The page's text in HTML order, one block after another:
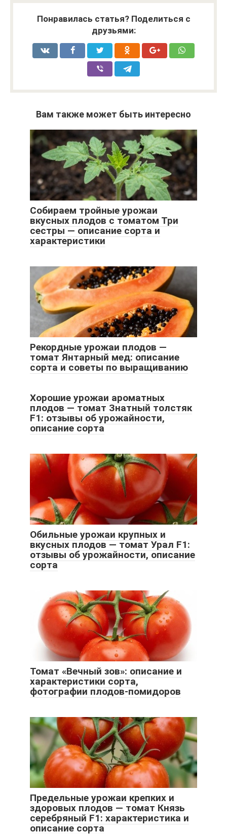
Понравилась статья? Поделиться с
друзьями:
Вам также может быть интересно
Собираем тройные урожаи
вкусных плодов с томатом Три
сестры — описание сорта и
характеристики
Рекордные урожаи плодов —
томат Янтарный мед: описание
сорта и советы по выращиванию
Хорошие урожаи ароматных
плодов — томат Знатный толстяк
F1: отзывы об урожайности,
описание сорта
Обильные урожаи крупных и
вкусных плодов — томат Урал F1:
отзывы об урожайности, описание
сорта
Томат «Вечный зов»: описание и
характеристики сорта,
фотографии плодов-помидоров
Предельные урожаи крепких и
здоровых плодов — томат Князь
серебряный F1: характеристика и
описание сорта